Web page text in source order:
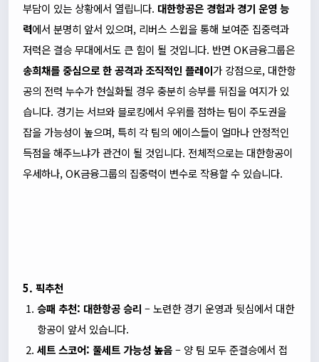
부담이 있는 상황에서 열립니다. 대한항공은 경험과 경기 운영 능
력에서 분명히 앞서 있으며, 리버스 스윕을 통해 보여준 집중력과
저력은 결승 무대에서도 큰 힘이 될 것입니다. 반면 OK금융그룹은
송희채를 중심으로 한 공격과 조직적인 플레이가 강점으로, 대한항
공의 전력 누수가 현실화될 경우 충분히 승부를 뒤집을 여지가 있
습니다. 경기는 서브와 블로킹에서 우위를 점하는 팀이 주도권을
잡을 가능성이 높으며, 특히 각 팀의 에이스들이 얼마나 안정적인
득점을 해주느냐가 관건이 될 것입니다. 전체적으로는 대한항공이
우세하나, OK금융그룹의 집중력이 변수로 작용할 수 있습니다.
5. 픽추천
승패 추천: 대한항공 승리 – 노련한 경기 운영과 뒷심에서 대한
항공이 앞서 있습니다.
세트 스코어: 풀세트 가능성 높음– 양 팀 모두 준결승에서 접